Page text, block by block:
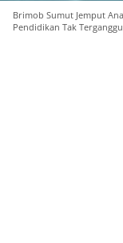
Brimob Sumut Jemput
Pendidikan Tak Terganggu